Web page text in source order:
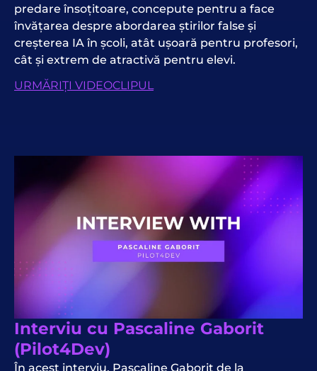
predare însoțitoare, concepute pentru a face
învățarea despre abordarea știrilor false și
creșterea IA în școli, atât ușoară pentru profesori,
cât și extrem de atractivă pentru elevi.
URMĂRIȚI VIDEOCLIPUL
Interviu cu Pascaline Gaborit
(Pilot4Dev)
În acest interviu, Pascaline Gaborit de la